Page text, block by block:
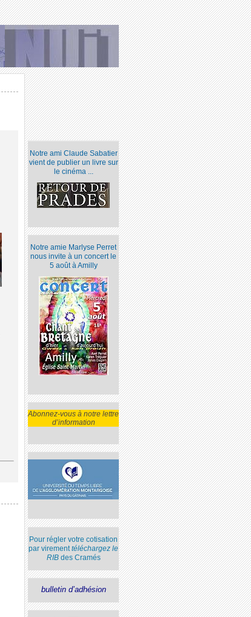
Notre ami Claude Sabatier
vient de publier un livre sur
le cinéma ...
Notre amie Marlyse Perret
nous invite à un concert le
5 août à Amilly
Abonnez-vous à notre lettre
d’information
Pour régler votre cotisation
par virementtéléchargez le
RIBdes Cramés
bulletin d’adhésion